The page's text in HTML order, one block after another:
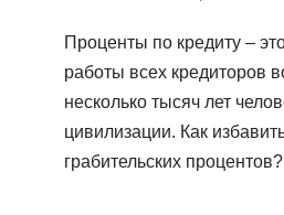
Проценты по кредиту –
работы всех кредиторов
несколько тысяч лет
цивилизации. Как
грабительских процентов?